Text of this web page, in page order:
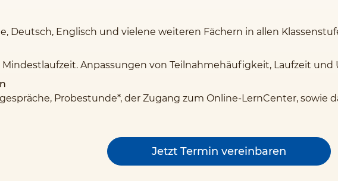
Deutsch, Englisch und vielene weiteren Fächern in allen
Anpassungen von Teilnahmehäufigkeit, Laufzeit
Probestunde*, der Zugang zum Online-LernCenter, sowie
Jetzt Termin vereinbaren